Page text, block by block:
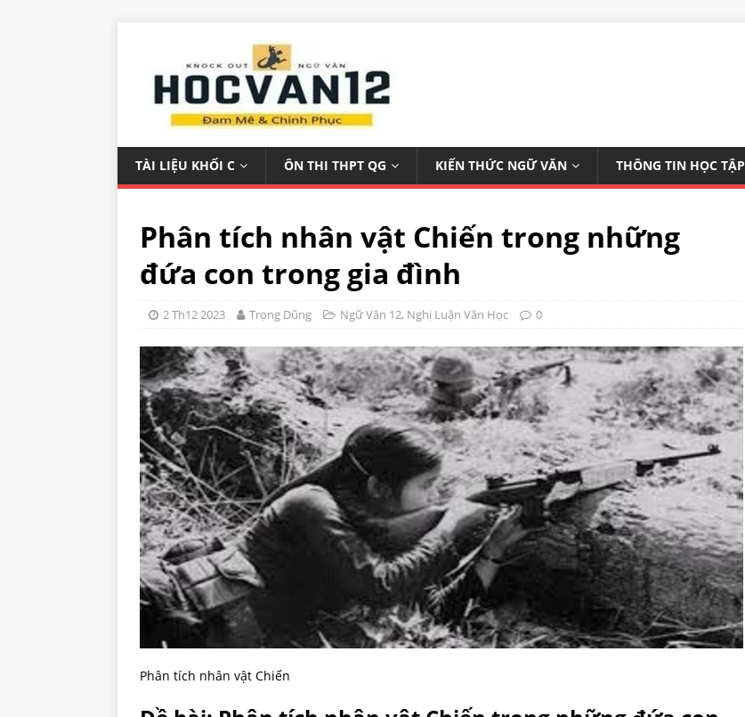
TÀI LIỆU KHỐI C ÔN THI THPT QG KIẾN THỨC NGỮ VĂN THÔNG TIN HỌC TẬP
Phân tích nhân vật Chiến trong những
đứa con trong gia đình
2 Th12 2023 Trọng Dũng Ngữ Văn 12, Nghị Luận Văn Học 0
Phân tích nhân vật Chiến